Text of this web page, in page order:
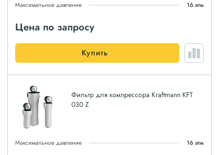
Максимальное давление 16 атм
Цена по запросу
Купить
Фильтр для компрессора Kraftmann KFT
030 Z
Максимальное давление 16 атм